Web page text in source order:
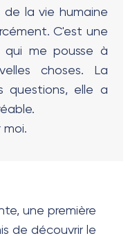
la vie humaine
C'est une
qui me pousse à
choses. La
questions, elle a
moi.
une première
de découvrir le